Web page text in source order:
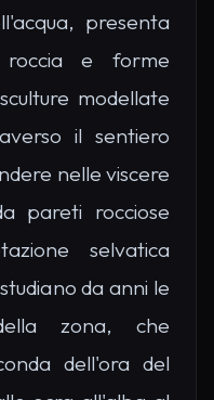
presenta
roccia e forme
modellate
il sentiero
nelle viscere
pareti rocciose
selvatica
da anni le
zona, che
dell'ora del